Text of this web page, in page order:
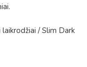
.
laikrodžiai /Slim Dark